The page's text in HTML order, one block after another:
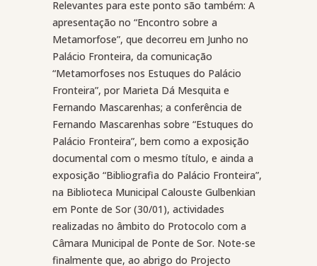
Relevantes para este ponto são também: A
apresentação no “Encontro sobre a
Metamorfose”, que decorreu em Junho no
Palácio Fronteira, da comunicação
“Metamorfoses nos Estuques do Palácio
Fronteira”, por Marieta Dá Mesquita e
Fernando Mascarenhas; a conferência de
Fernando Mascarenhas sobre “Estuques do
Palácio Fronteira”, bem como a exposição
documental com o mesmo título, e ainda a
exposição “Bibliografia do Palácio Fronteira”,
na Biblioteca Municipal Calouste Gulbenkian
em Ponte de Sor (30/01), actividades
realizadas no âmbito do Protocolo com a
Câmara Municipal de Ponte de Sor. Note-se
finalmente que, ao abrigo do Projecto